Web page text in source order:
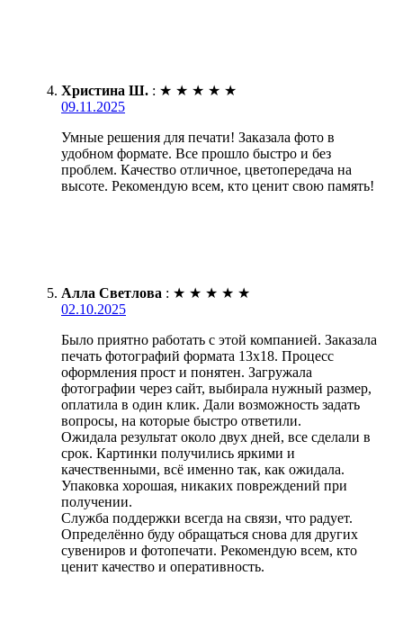
Христина Ш. : ★ ★ ★ ★ ★
09.11.2025
Умные решения для печати! Заказала фото в
удобном формате. Все прошло быстро и без
проблем. Качество отличное, цветопередача на
высоте. Рекомендую всем, кто ценит свою память!
Алла Светлова : ★ ★ ★ ★ ★
02.10.2025
Было приятно работать с этой компанией. Заказала
печать фотографий формата 13х18. Процесс
оформления прост и понятен. Загружала
фотографии через сайт, выбирала нужный размер,
оплатила в один клик. Дали возможность задать
вопросы, на которые быстро ответили.
Ожидала результат около двух дней, все сделали в
срок. Картинки получились яркими и
качественными, всё именно так, как ожидала.
Упаковка хорошая, никаких повреждений при
получении.
Служба поддержки всегда на связи, что радует.
Определённо буду обращаться снова для других
сувениров и фотопечати. Рекомендую всем, кто
ценит качество и оперативность.